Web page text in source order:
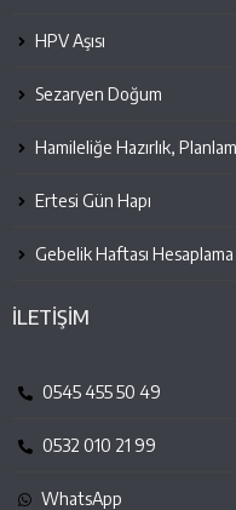
HPV Aşısı
Sezaryen Doğum
Hamileliğe Hazırlık,
Ertesi Gün Hapı
Gebelik Haftası Hesaplama
İLETİŞİM
0545 455 50 49
0532 010 21 99
WhatsApp